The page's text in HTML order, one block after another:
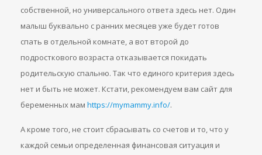
собственной, но универсального ответа здесь нет. Один
малыш буквально с ранних месяцев уже будет готов
спать в отдельной комнате, а вот второй до
подросткового возраста отказывается покидать
родительскую спальню. Так что единого критерия здесь
нет и быть не может. Кстати, рекомендуем вам сайт для
беременных мам https://mymammy.info/.
А кроме того, не стоит сбрасывать со счетов и то, что у
каждой семьи определенная финансовая ситуация и